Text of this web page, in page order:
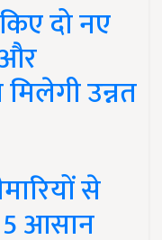
दो नए
उन्नत
से
आसान